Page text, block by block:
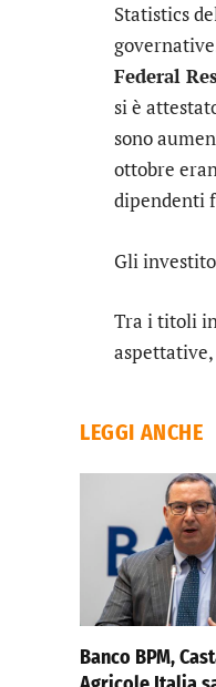
Statistics
Federal
si è
sono
ottobre
dipendenti
Gli
Tra i titoli
LEGGI ANCHE
Banco BPM,